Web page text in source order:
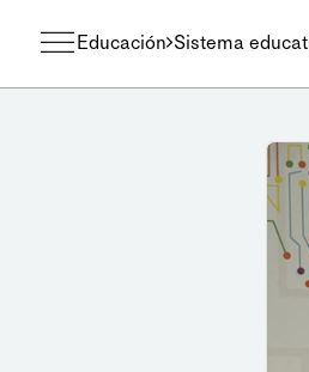
Educación Sistema